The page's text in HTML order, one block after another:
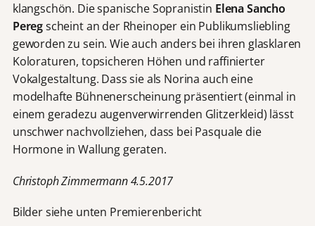
klangschön. Die spanische Sopranistin Elena Sancho
Peregscheint an der Rheinoper ein Publikumsliebling
geworden zu sein. Wie auch anders bei ihren glasklaren
Koloraturen, topsicheren Höhen und raffinierter
Vokalgestaltung. Dass sie als Norina auch eine
modelhafte Bühnenerscheinung präsentiert (einmal in
einem geradezu augenverwirrenden Glitzerkleid) lässt
unschwer nachvollziehen, dass bei Pasquale die
Hormone in Wallung geraten.
Christoph Zimmermann 4.5.2017
Bilder siehe unten Premierenbericht